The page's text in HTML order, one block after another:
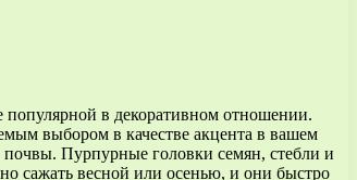
популярной в декоративном отношении.
выбором в качестве акцента в вашем
почвы. Пурпурные головки семян, стебли и
сажать весной или осенью, и они быстро